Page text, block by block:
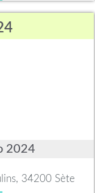
2024
34200 Sète